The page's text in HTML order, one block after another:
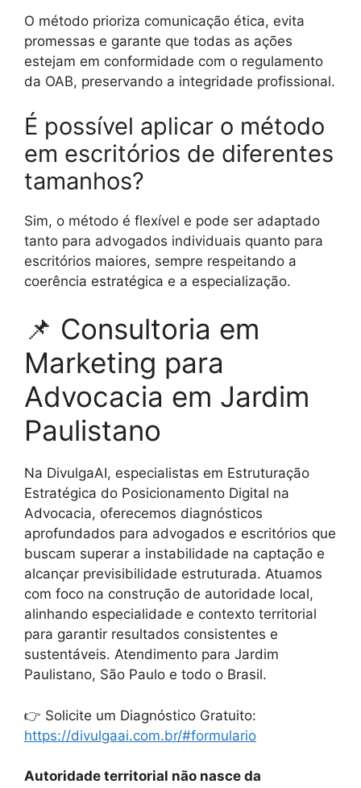
O método prioriza comunicação ética, evita
promessas e garante que todas as ações
estejam em conformidade com o regulamento
da OAB, preservando a integridade profissional.
É possível aplicar o método
em escritórios de diferentes
tamanhos?
Sim, o método é flexível e pode ser adaptado
tanto para advogados individuais quanto para
escritórios maiores, sempre respeitando a
coerência estratégica e a especialização.
📌 Consultoria em
Marketing para
Advocacia em Jardim
Paulistano
Na DivulgaAI, especialistas em Estruturação
Estratégica do Posicionamento Digital na
Advocacia, oferecemos diagnósticos
aprofundados para advogados e escritórios que
buscam superar a instabilidade na captação e
alcançar previsibilidade estruturada. Atuamos
com foco na construção de autoridade local,
alinhando especialidade e contexto territorial
para garantir resultados consistentes e
sustentáveis. Atendimento para Jardim
Paulistano, São Paulo e todo o Brasil.
👉 Solicite um Diagnóstico Gratuito:
https://divulgaai.com.br/#formulario
Autoridade territorial não nasce da